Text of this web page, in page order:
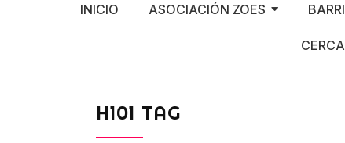
INICIO ASOCIACIÓN ZOES
H101 TAG